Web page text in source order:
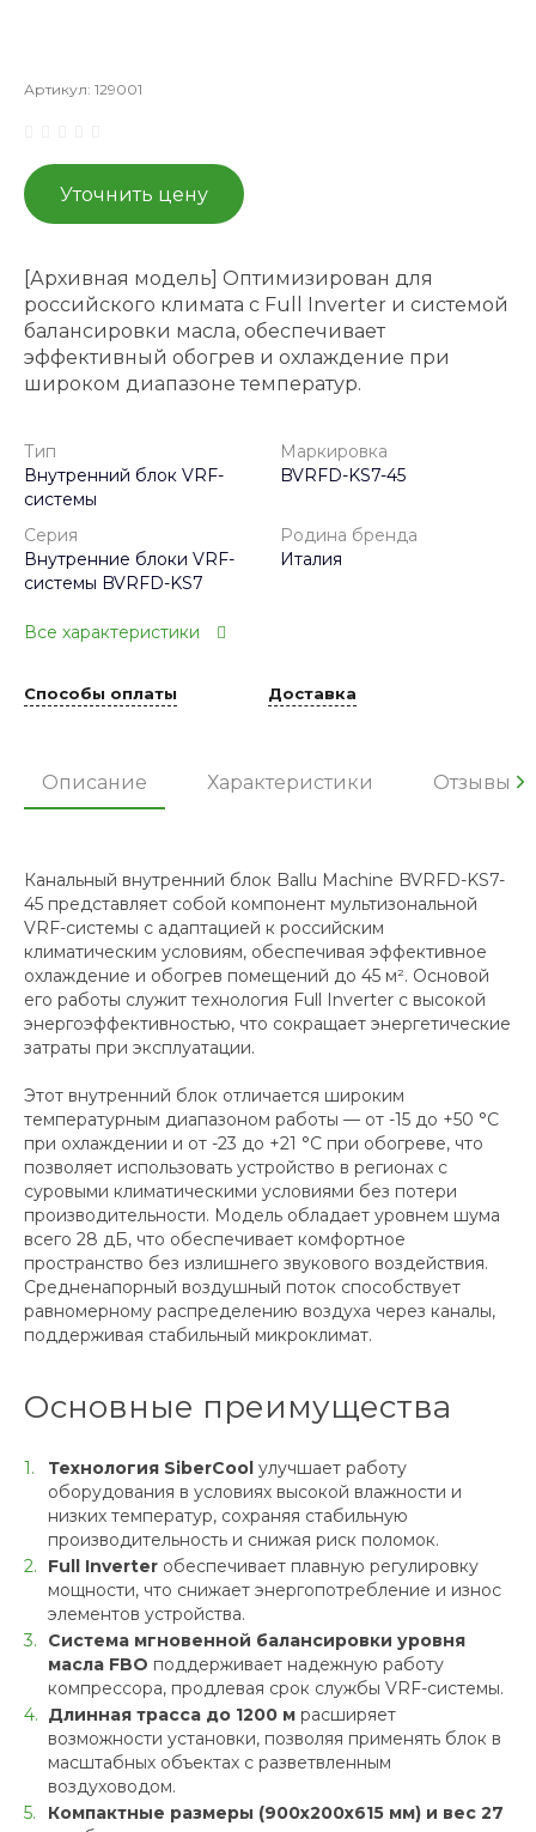
Артикул: 129001
Уточнить цену
[Архивная модель] Оптимизирован для
российского климата с Full Inverter и системой
балансировки масла, обеспечивает
эффективный обогрев и охлаждение при
широком диапазоне температур.
Тип
Внутренний блок VRF-
системы
Маркировка
BVRFD-KS7-45
Серия
Внутренние блоки VRF-
системы BVRFD-KS7
Родина бренда
Италия
Все характеристики
Способы оплаты Доставка
Описание Характеристики Отзывы
Канальный внутренний блок Ballu Machine BVRFD-KS7-
45 представляет собой компонент мультизональной
VRF-системы с адаптацией к российским
климатическим условиям, обеспечивая эффективное
охлаждение и обогрев помещений до 45 м². Основой
его работы служит технология Full Inverter с высокой
энергоэффективностью, что сокращает энергетические
затраты при эксплуатации.
Этот внутренний блок отличается широким
температурным диапазоном работы — от -15 до +50 °С
при охлаждении и от -23 до +21 °С при обогреве, что
позволяет использовать устройство в регионах с
суровыми климатическими условиями без потери
производительности. Модель обладает уровнем шума
всего 28 дБ, что обеспечивает комфортное
пространство без излишнего звукового воздействия.
Средненапорный воздушный поток способствует
равномерному распределению воздуха через каналы,
поддерживая стабильный микроклимат.
Основные преимущества
Технология SiberCool улучшает работу
оборудования в условиях высокой влажности и
низких температур, сохраняя стабильную
производительность и снижая риск поломок.
Full Inverter обеспечивает плавную регулировку
мощности, что снижает энергопотребление и износ
элементов устройства.
Система мгновенной балансировки уровня
масла FBO поддерживает надежную работу
компрессора, продлевая срок службы VRF-системы.
Длинная трасса до 1200 м расширяет
возможности установки, позволяя применять блок в
масштабных объектах с разветвленным
воздуховодом.
Компактные размеры (900х200х615 мм) и вес 27